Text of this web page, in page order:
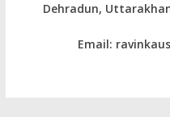
Dehradun,
Email: